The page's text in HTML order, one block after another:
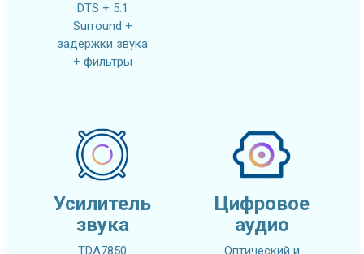
DTS + 5.1
Surround +
задержки звука
+ фильтры
Усилитель
звука
TDA7850
Цифровое
аудио
Оптический и